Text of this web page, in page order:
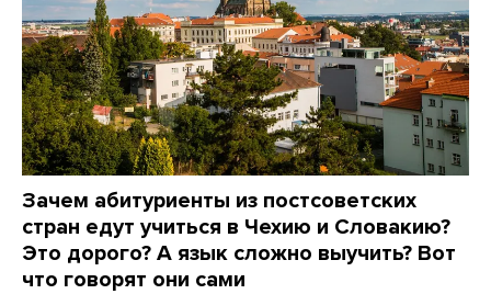
Зачем абитуриенты из постсоветских
стран едут учиться в Чехию и Словакию?
Это дорого? А язык сложно выучить? Вот
что говорят они сами